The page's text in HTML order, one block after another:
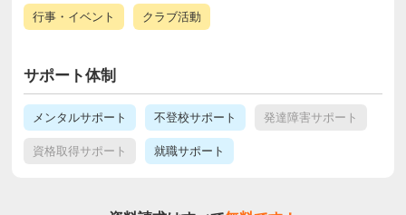
行事・イベント クラブ活動
サポート体制
メンタルサポート 不登校サポート 発達障害サポート
資格取得サポート 就職サポート